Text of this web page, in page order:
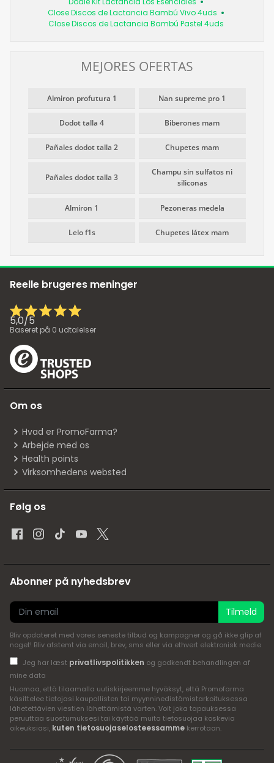
Close Discos de Lactancia Bambú Vivo 4uds
Close Discos de Lactancia Bambú Pastel 4uds
MEJORES OFERTAS
Almiron profutura 1 Nan supreme pro 1
Dodot talla 4 Biberones mam
Pañales dodot talla 2 Chupetes mam
Pañales dodot talla 3
Champu sin sulfatos ni
siliconas
Almiron 1 Pezoneras medela
Lelo f1s Chupetes látex mam
Reelle brugeres meninger
5,0/5
Baseret på 0 udtalelser
Om os
Hvad er PromoFarma?
Arbejde med os
Health points
Virksomhedens websted
Følg os
Abonner på nyhedsbrev
Tilmeld
Bliv opdateret med vores seneste tilbud og kampagner og gå ikke glip af
noget! Bliv afstemt via email, brev, sms eller via ethvert elektronisk medie
Jeg har læst privatlivspolitikken og godkendt behandlingen af
mine data
Huomaa, että tilaamalla uutiskirjeemme hyväksyt, että Promofarma
käsittelee tietojasi kaupallisten tai myynninedistämistarkoituksessa
lähetettävien viestien lähettämistä varten. Voit joka tapauksessa
peruuttaa suostumuksesi tai käyttää muita tietosuojaa koskevia
oikeuksiasi, kuten tietosuojaselosteessamme kerrotaan.